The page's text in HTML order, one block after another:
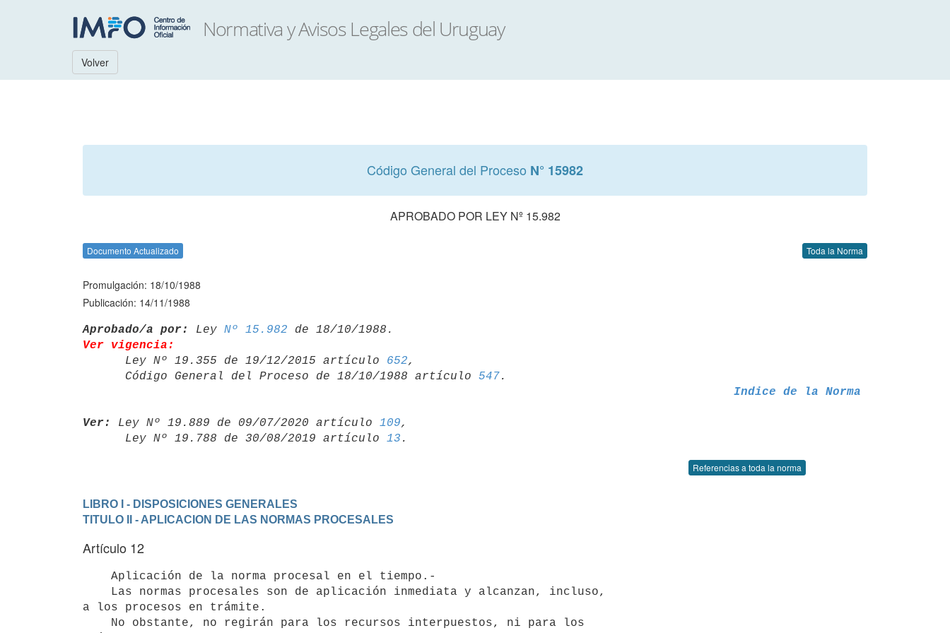
Volver
Código General del Proceso N° 15982
APROBADO POR LEY Nº 15.982
Documento Actualizado Toda la Norma
Promulgación: 18/10/1988
Publicación: 14/11/1988
Aprobado/a por: Ley Nº 15.982
Ver vigencia:
Ley Nº 19.355 de 19/12/2015 artículo 652,
      Código General del Proceso de 18/10/1988 artículo
547
Indice de la Norma
Ver: Ley Nº 19.889 de 09/07/2020 artículo 109,
      Ley Nº 19.788 de 30/08/2019 artículo
13
Referencias a toda la norma
LIBRO I - DISPOSICIONES GENERALES
TITULO II - APLICACION DE LAS NORMAS PROCESALES
Artículo 12
a los procesos en trámite.